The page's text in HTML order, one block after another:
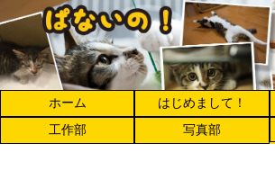
ホーム はじめまして！
工作部
写真部